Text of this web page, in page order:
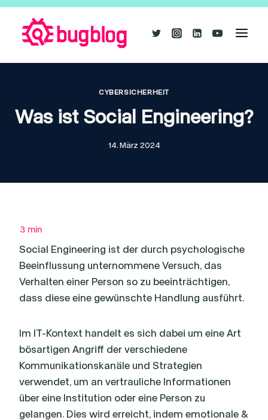
Zum
Inhalt
springen
CYBERSICHERHEIT
Was ist Social Engineering?
14. März 2024
Social Engineering ist der durch psychologische
Beeinflussung unternommene Versuch, das
Verhalten einer Person so zu beeinträchtigen,
dass diese eine gewünschte Handlung ausführt.
Im IT-Kontext handelt es sich dabei um eine Art
bösartigen Angriff der verschiedene
Kommunikationskanäle und Strategien
verwendet, um an vertrauliche Informationen
über eine Institution oder eine Person zu
gelangen. Dies wird erreicht, indem emotionale &